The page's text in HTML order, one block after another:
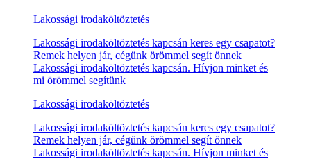
Lakossági irodaköltöztetés
Lakossági irodaköltöztetés kapcsán keres egy csapatot?
Remek helyen jár, cégünk örömmel segít önnek
Lakossági irodaköltöztetés kapcsán. Hívjon minket és
mi örömmel segítünk
Lakossági irodaköltöztetés
Lakossági irodaköltöztetés kapcsán keres egy csapatot?
Remek helyen jár, cégünk örömmel segít önnek
Lakossági irodaköltöztetés kapcsán. Hívjon minket és